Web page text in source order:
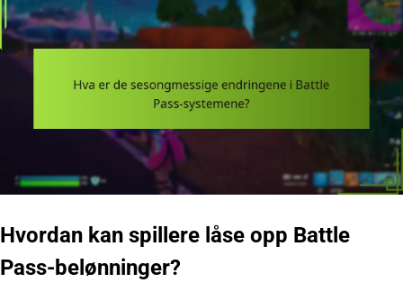
Hvordan kan spillere låse opp Battle
Pass-belønninger?